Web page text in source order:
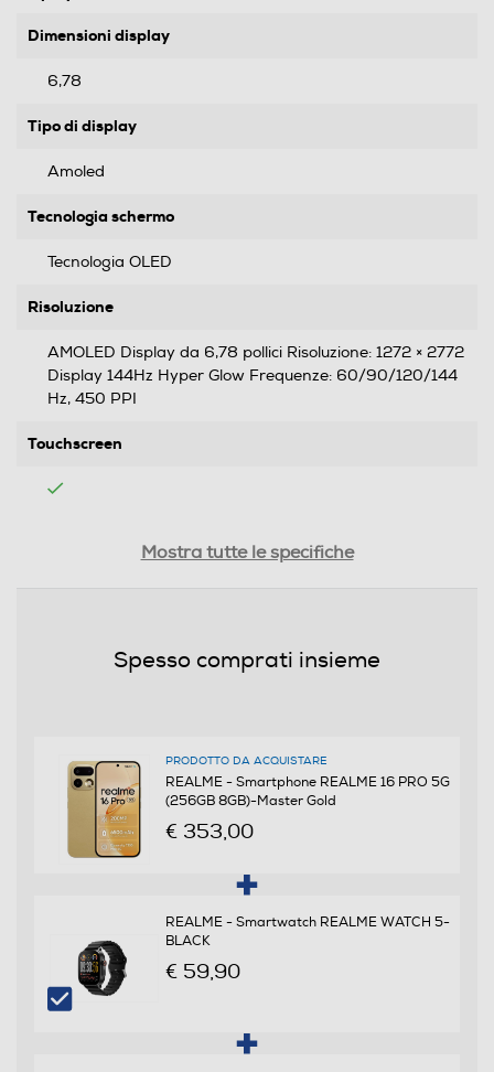
Dimensioni display
6,78
Tipo di display
Amoled
Tecnologia schermo
Tecnologia OLED
Risoluzione
AMOLED Display da 6,78 pollici Risoluzione: 1272 × 2772
Display 144Hz Hyper Glow Frequenze: 60/90/120/144
Hz, 450 PPI
Touchscreen
Format
Bar phone
Sistema Operativo - Processore
Sistema operativo
Mostra tutte le specifiche
Spesso comprati insieme
PRODOTTO DA ACQUISTARE
REALME - Smartphone REALME 16 PRO 5G
(256GB 8GB)-Master Gold
€ 353,00
REALME - Smartwatch REALME WATCH 5-
BLACK
€ 59,90